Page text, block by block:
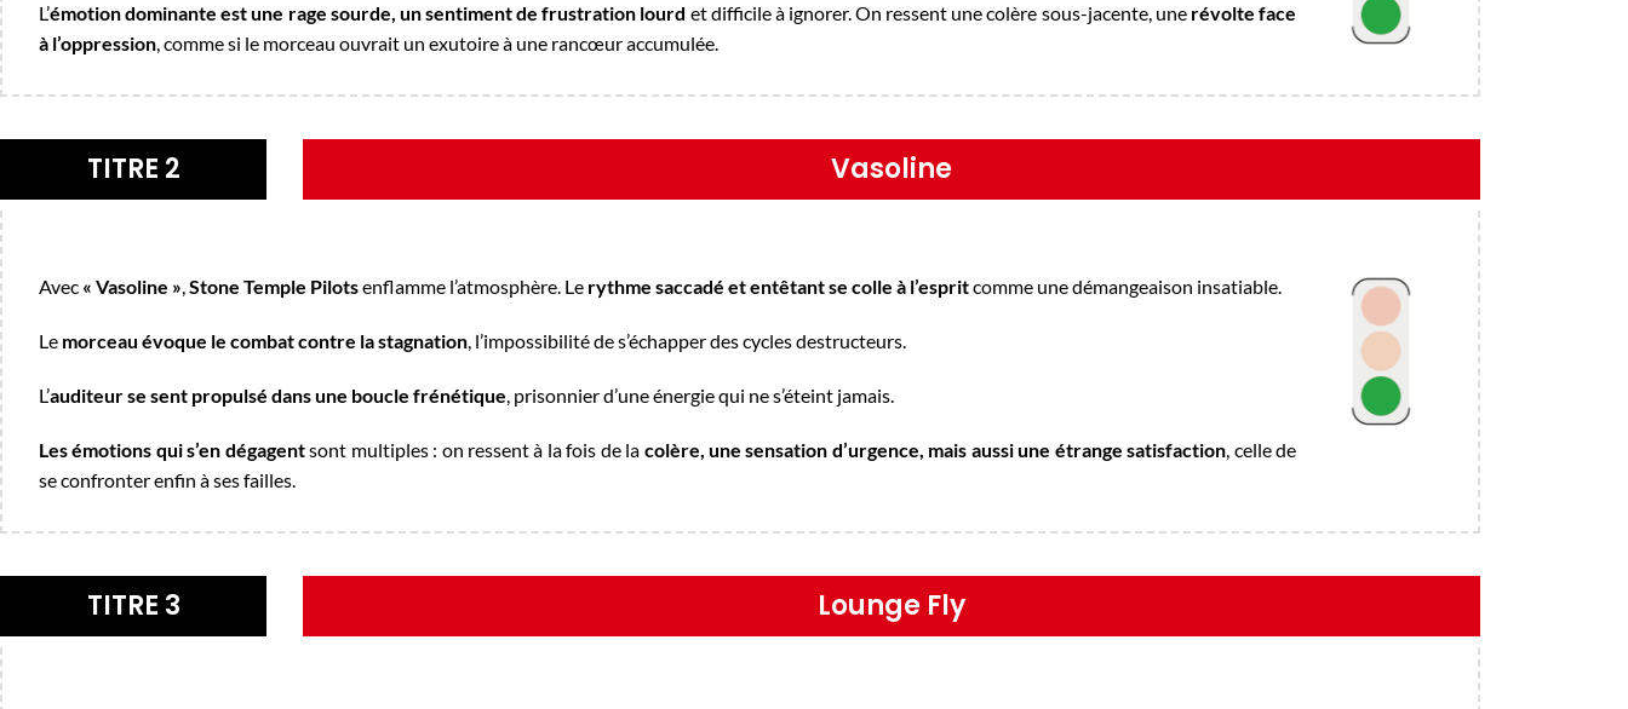
L’émotion dominante est une rage sourde, un sentiment de frustration lourd et difficile à ignorer. On ressent une colère sous-jacente, une révolte face
à l’oppression, comme si le morceau ouvrait un exutoire à une rancœur accumulée.
TITRE 2 Vasoline
Avec « Vasoline »,Stone Temple Pilotsenflamme l’atmosphère. Le rythme saccadé et entêtant se colle à l’espritcomme une démangeaison insatiable.
Le morceau évoque le combat contre la stagnation, l’impossibilité de s’échapper des cycles destructeurs.
L’auditeur se sent propulsé dans une boucle frénétique, prisonnier d’une énergie qui ne s’éteint jamais.
Les émotions qui s’en dégagentsont multiples : on ressent à la fois de la colère, une sensation d’urgence, mais aussi une étrange satisfaction, celle de
se confronter enfin à ses failles.
TITRE 3 Lounge Fly